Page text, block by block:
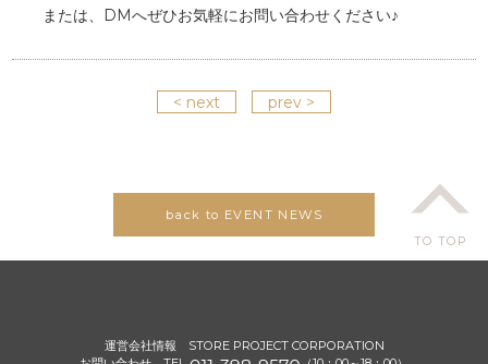
または、DMへぜひお気軽にお問い合わせください♪
< next prev >
TO TOP
back to EVENT NEWS
運営会社情報
STORE PROJECT CORPORATION